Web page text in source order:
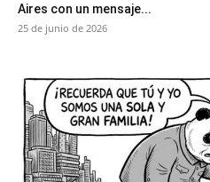
Aires con un mensaje...
25 de junio de 2026